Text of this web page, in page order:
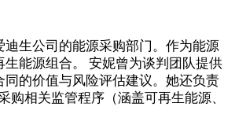
生公司的能源采购部门。作为能源
能源组合。 安妮曾为谈判团队提供
的价值与风险评估建议。她还负责
相关监管程序（涵盖可再生能源、